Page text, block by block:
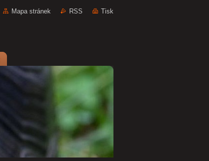
Mapa stránek RSS Tisk